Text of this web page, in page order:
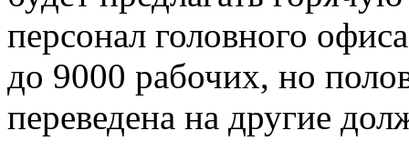
персонал головного
до 9000 рабочих, но
переведена на другие